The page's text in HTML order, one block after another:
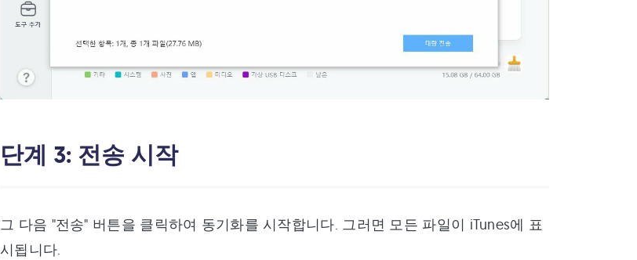
단계 3: 전송 시작
그 다음 "전송" 버튼을 클릭하여 동기화를 시작합니다. 그러면 모든 파일이 iTunes에 표
시됩니다.